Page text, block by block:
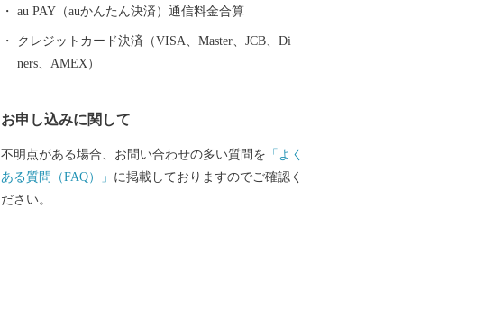
の数々。ミネラル豊富な有明海の新鮮な天然モノの魚
介類と技術を結集した養殖モノの魚介類。さらには、
au PAY（auかんたん決済）通信料金合算
クレジットカード決済（VISA、Master、JCB、Di
ners、AMEX）
お申し込みに関して
不明点がある場合、お問い合わせの多い質問を 「よく
ある質問（FAQ）」 に掲載しておりますのでご確認く
ださい。